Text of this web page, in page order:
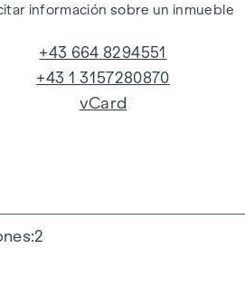
2
información sobre un inmueble
+43 664 8294551
+43 1 3157280870
vCard